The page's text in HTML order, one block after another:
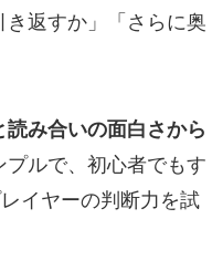
返すか」「さらに奥
み合いの面白さから
ルで、初心者でもす
イヤーの判断力を試